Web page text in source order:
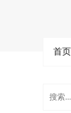
首页